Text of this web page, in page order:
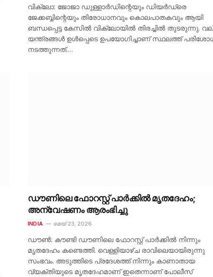
വിക്ലോ: ജോജാ ഡുള്ളാർഡിന്റെയും ഡിയർഡ്രെ
ജേക്കബ്ബിന്റെയും തിരോധാനവും കൊലപാതകവും ആയി
ബന്ധപ്പെട്ട കേസിൽ വിക്ലോയിൽ തിരച്ചിൽ തുടരുന്നു.
യന്ത്രങ്ങൾ ഉൾപ്പെടെ ഉപയോഗിച്ചാണ് സ്ഥലത്ത്
നടത്തുന്നത്.…
ഡൗണിലെ ഫോറസ്റ്റ് പാർക്കിൽ മൃതദേഹം;
അന്വേഷണം ആരംഭിച്ചു
INDIA മെയ്‌ 23, 2026
ഡൗൺ: കൗണ്ടി ഡൗണിലെ ഫോറസ്റ്റ് പാർക്കിൽ നിന്നും
മൃതദേഹം കണ്ടെത്തി. വെള്ളിയാഴ്ച രാവിലെയായിരുന്നു
സംഭവം. അടുത്തിടെ പ്രദേശത്ത് നിന്നും കാണാതായ
വ്യക്തിയുടെ മൃതദേഹമാണ് ഇതെന്നാണ് പോലീസ്